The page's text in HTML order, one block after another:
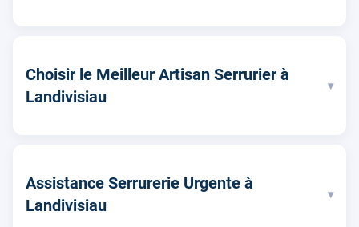
Choisir le Meilleur Artisan Serrurier à
Landivisiau
▾
Assistance Serrurerie Urgente à
Landivisiau
▾